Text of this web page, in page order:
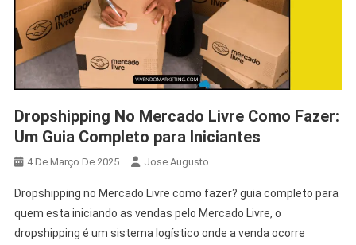
Dropshipping No Mercado Livre Como Fazer:
Um Guia Completo para Iniciantes
4 De Março De 2025 Jose Augusto
Dropshipping no Mercado Livre como fazer? guia completo para
quem esta iniciando as vendas pelo Mercado Livre, o
dropshipping é um sistema logístico onde a venda ocorre